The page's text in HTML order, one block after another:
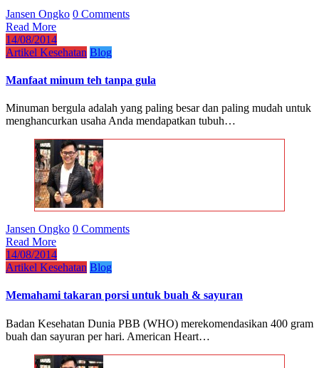
Jansen Ongko 0 Comments
Read More
14/08/2014
Artikel Kesehatan Blog
Manfaat minum teh tanpa gula
Minuman bergula adalah yang paling besar dan paling mudah untuk
menghancurkan usaha Anda mendapatkan tubuh…
Jansen Ongko 0 Comments
Read More
14/08/2014
Artikel Kesehatan Blog
Memahami takaran porsi untuk buah & sayuran
Badan Kesehatan Dunia PBB (WHO) merekomendasikan 400 gram
buah dan sayuran per hari. American Heart…